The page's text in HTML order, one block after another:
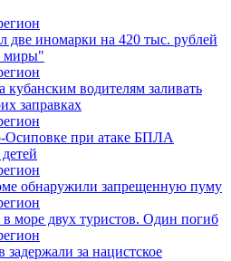
иномарки на 420 тыс. рублей
миры"
водителям заливать
заправках
при атаке БПЛА
обнаружили запрещенную пуму
море двух туристов. Один погиб
за нацистское